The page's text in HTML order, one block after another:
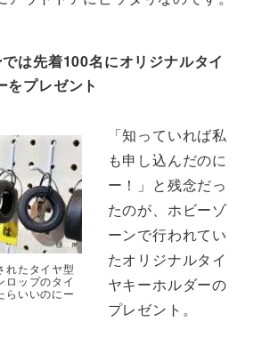
は先着100名にオリジナルタイ
をプレゼント
れたタイヤ型
ロップのタイ
らいいのにー
「知っていれば私
も申し込んだのに
ー！」と残念だっ
たのが、ホビーゾ
ーンで行われてい
たオリジナルタイ
ヤキーホルダーの
プレゼント。